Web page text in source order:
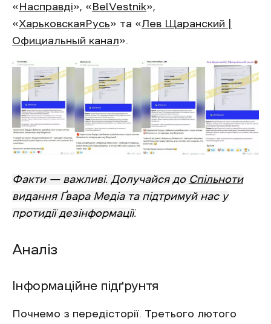
«Насправдi», «BelVestnik»,
«ХарьковскаяРусь» та «Лев Щаранский |
Официальный канал».
Факти — важливі. Долучайся до Спільноти
видання Ґвара Медіа та підтримуй нас у
протидії дезінформації.
Аналіз
Інформаційне підґрунтя
Почнемо з передісторії. Третього лютого